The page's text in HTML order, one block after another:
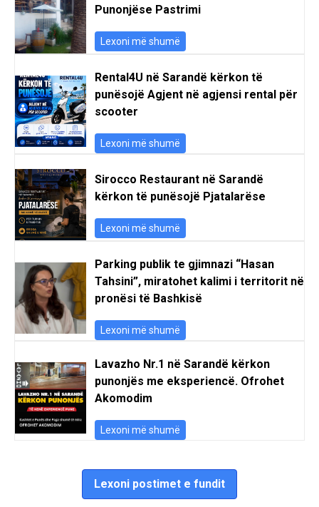
Punonjëse Pastrimi
Lexoni më shumë
Rental4U në Sarandë kërkon të
punësojë Agjent në agjensi rental për
scooter
Lexoni më shumë
Sirocco Restaurant në Sarandë
kërkon të punësojë Pjatalarëse
Lexoni më shumë
Parking publik te gjimnazi “Hasan
Tahsini”, miratohet kalimi i territorit në
pronësi të Bashkisë
Lexoni më shumë
Lavazho Nr.1 në Sarandë kërkon
punonjës me eksperiencë. Ofrohet
Akomodim
Lexoni më shumë
Lexoni postimet e fundit